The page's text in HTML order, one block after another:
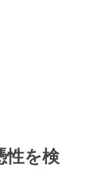
性を検